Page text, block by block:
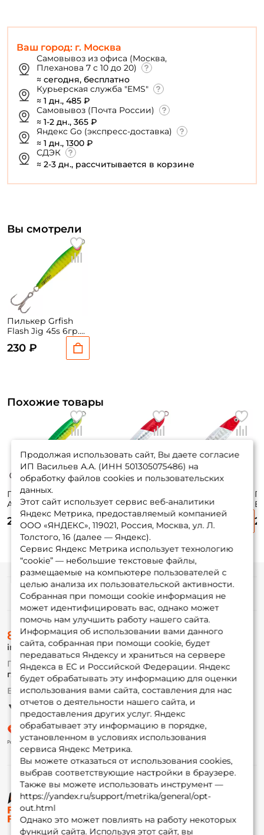
Ваш город: г. Москва
Самовывоз из офиса (Москва,
Плеханова 7 с 10 до 20)
≈ сегодня, бесплатно
Курьерская служба "EMS"
≈ 1 дн., 485 ₽
Самовывоз (Почта России)
≈ 1-2 дн., 365 ₽
Яндекс Go (экспресс-доставка)
≈ 1 дн., 1300 ₽
СДЭК
≈ 2-3 дн., рассчитывается в корзине
Вы смотрели
Пилькер Grfish
Flash Jig 45s 6гр.
230 ₽
Похожие товары
Пилькер Grfish
Allegro 53s 10гр.
52.5мм. P13
230 ₽
Allegro 53s 10гр.
52.5мм. P48
240 ₽
Blacksea 45s 7гр.
44.5мм. P48
240 ₽
Продолжая использовать сайт, Вы даете согласие
ИП Васильев А.А. (ИНН 501305075486) на
обработку файлов cookies и пользовательских
данных.
Этот сайт использует сервис веб-аналитики
Яндекс Метрика, предоставляемый компанией
ООО «ЯНДЕКС», 119021, Россия, Москва, ул. Л.
Толстого, 16 (далее — Яндекс).
Сервис Яндекс Метрика использует технологию
“cookie” — небольшие текстовые файлы,
размещаемые на компьютере пользователей с
целью анализа их пользовательской активности.
Собранная при помощи cookie информация не
может идентифицировать вас, однако может
помочь нам улучшить работу нашего сайта.
Информация об использовании вами данного
сайта, собранная при помощи cookie, будет
передаваться Яндексу и храниться на сервере
Яндекса в ЕС и Российской Федерации. Яндекс
будет обрабатывать эту информацию для оценки
использования вами сайта, составления для нас
отчетов о деятельности нашего сайта, и
предоставления других услуг. Яндекс
обрабатывает эту информацию в порядке,
установленном в условиях использования
сервиса Яндекс Метрика.
Вы можете отказаться от использования cookies,
выбрав соответствующие настройки в браузере.
Также вы можете использовать инструмент —
https://yandex.ru/support/metrika/general/opt-
out.html
Однако это может повлиять на работу некоторых
функций сайта. Используя этот сайт, вы
© ФоксФишинг, 2009-2026
Информация
О магазине
Доставка
Оплата
Fox-bonus
Гуру
Партнерская программа
8 (495) 532-77-88
info@foxfishing.ru
По вопросам с заказом
г. Москва, ул. Плеханова д.7
Ежедневно 10:00 до 20:00